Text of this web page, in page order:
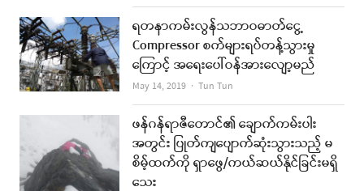
ရတနာကမ်းလွန်သဘာဝဓာတ်ငွေ့
Compressor စက်များရပ်တန့်သွားမှု
ကြောင့် အရေးပေါ်ဝန်အားလျော့မည်
May 14, 2019 Author
Tun Tun
ဖန်ဂန်ရာဇီတောင်၏ ချောက်ကမ်းပါး
အတွင်း ပြုတ်ကျပျောက်ဆုံးသွားသည့် မ
စိမ့်ထက်ကို ရှာဖွေ/ကယ်ဆယ်နိုင်ခြင်းမရှိ
သေး